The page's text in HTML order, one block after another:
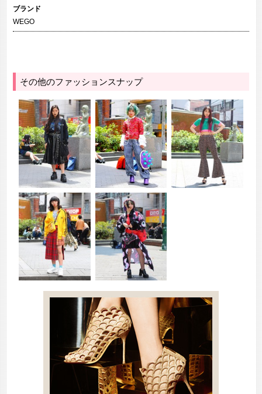
ブランド
WEGO
その他のファッションスナップ